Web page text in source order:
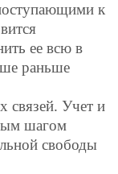
к
ее всю в
раньше
связей. Учет и
шагом
свободы